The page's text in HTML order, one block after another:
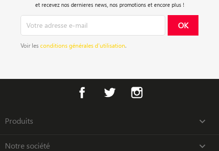
et recevez nos dernieres news, nos promotions et encore plus !
Voir lesconditions générales d’utilisation.
Facebook Twitter
Produits 
Notre société 